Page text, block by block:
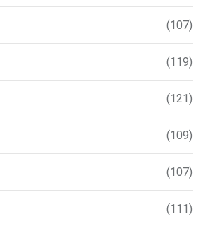
(107)
(119)
(121)
(109)
(107)
(111)